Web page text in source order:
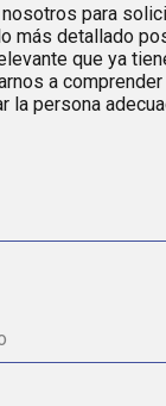
para
más detallado
que ya
a
la persona